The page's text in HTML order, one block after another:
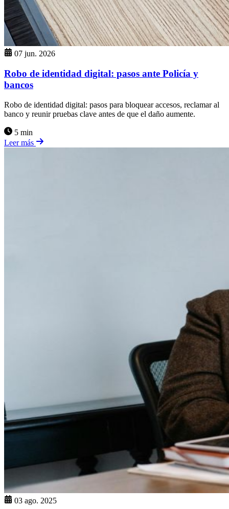
07 jun. 2026
Robo de identidad digital: pasos ante Policía y
bancos
Robo de identidad digital: pasos para bloquear accesos, reclamar al
banco y reunir pruebas clave antes de que el daño aumente.
5 min
Leer más
03 ago. 2025